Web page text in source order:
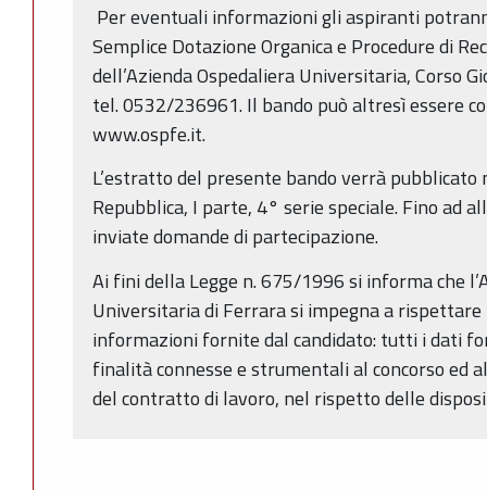
Per eventuali informazioni gli aspiranti
Semplice Dotazione Organica e Procedure di
dell’Azienda Ospedaliera Universitaria, Corso
tel. 0532/236961. Il bando può altresì essere
www.ospfe.it.
L’estratto del presente bando verrà
Repubblica, I parte, 4° serie speciale. Fino ad
inviate domande di partecipazione.
Ai fini della Legge n. 675/1996 si informa che
Universitaria di Ferrara si impegna a
informazioni fornite dal candidato: tutti i dati
finalità connesse e strumentali al concorso ed
del contratto di lavoro, nel rispetto delle